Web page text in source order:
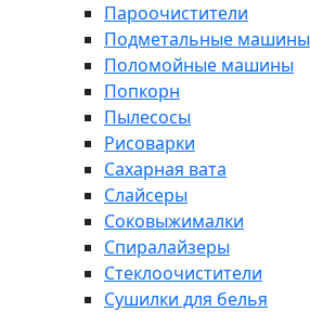
Пароочистители
Подметальные машины
Поломойные машины
Попкорн
Пылесосы
Рисоварки
Сахарная вата
Слайсеры
Соковыжималки
Спиралайзеры
Стеклоочистители
Сушилки для белья